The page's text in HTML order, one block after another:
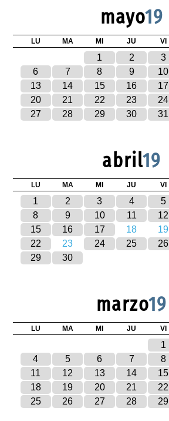
mayo19
LU MA MI JU VI
1 2 3
6
7 8 9 10
13
14 15 16 17
20
21 22 23 24
27
28 29 30 31
abril19
LU MA MI JU VI
1 2 3 4 5
8
9 10 11 12
15
16 17 18 19
22
23 24 25 26
29
30
marzo19
LU MA MI JU VI
1
4
5 6 7 8
11
12 13 14 15
18
19 20 21 22
25
26 27 28 29